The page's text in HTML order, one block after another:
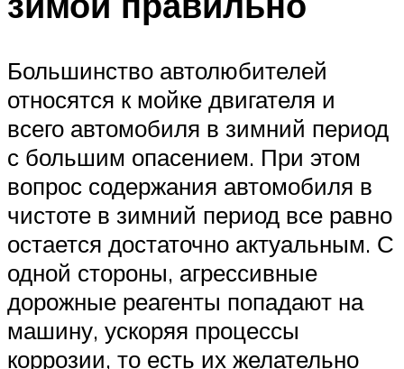
Большинство автолюбителей
относятся к мойке двигателя и
всего автомобиля в зимний период
с большим опасением. При этом
вопрос содержания автомобиля в
чистоте в зимний период все равно
остается достаточно актуальным. С
одной стороны, агрессивные
дорожные реагенты попадают на
машину, ускоряя процессы
коррозии, то есть их желательно